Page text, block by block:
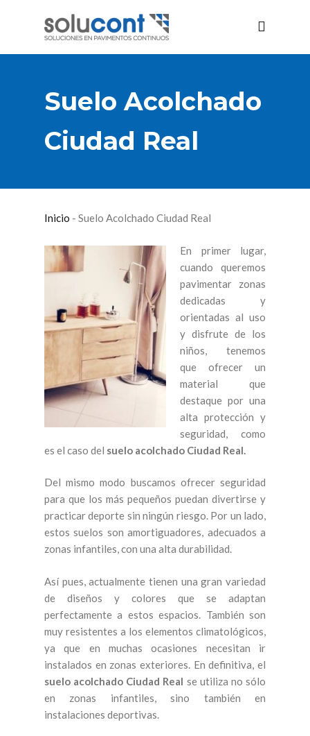
Suelo Acolchado
Ciudad Real
Inicio - Suelo Acolchado Ciudad Real
En primer lugar,
cuando queremos
pavimentar zonas
dedicadas y
orientadas al uso
y disfrute de los
niños, tenemos
que ofrecer un
material que
destaque por una
alta protección y
seguridad, como
es el caso del suelo acolchado Ciudad Real.
Del mismo modo buscamos ofrecer seguridad
para que los más pequeños puedan divertirse y
practicar deporte sin ningún riesgo. Por un lado,
estos suelos son amortiguadores, adecuados a
zonas infantiles, con una alta durabilidad.
Así pues, actualmente tienen una gran variedad
de diseños y colores que se adaptan
perfectamente a estos espacios. También son
muy resistentes a los elementos climatológicos,
ya que en muchas ocasiones necesitan ir
instalados en zonas exteriores. En definitiva, el
suelo acolchado Ciudad Real se utiliza no sólo
en zonas infantiles, sino también en
instalaciones deportivas.